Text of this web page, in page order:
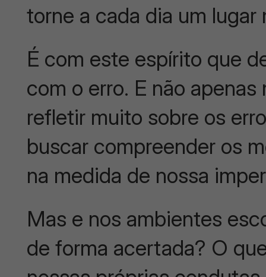
torne a cada dia um lugar
É com este espírito que
com o erro. E não
refletir muito sobre os
buscar compreender os
na medida de nossa
Mas e nos ambientes
de forma acertada? O